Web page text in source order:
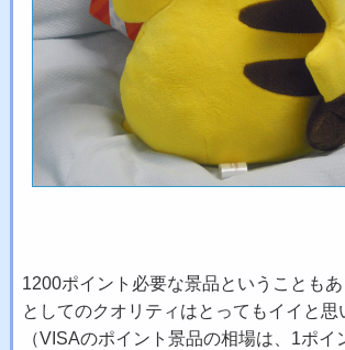
1200ポイント必要な景品ということも
としてのクオリティはとってもイイと思
（VISAのポイント景品の相場は、1ポイ